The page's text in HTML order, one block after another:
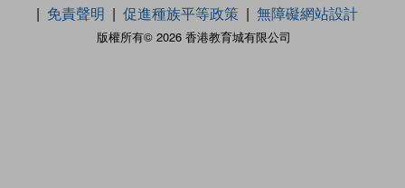
版權所有© 2026 香港教育城有限公司
免責聲明
促進種族平等政策 無障礙網站設計